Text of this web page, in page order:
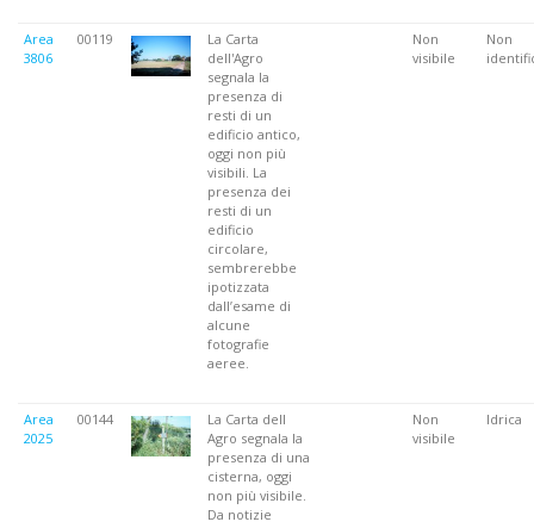
Area
3806
00119
La Carta
dell'Agro
segnala la
presenza di
resti di un
edificio antico,
oggi non più
visibili. La
presenza dei
resti di un
edificio
circolare,
sembrerebbe
ipotizzata
dall’esame di
alcune
fotografie
aeree.
Non
visibile
Non
Area
2025
00144
La Carta dell
Agro segnala la
presenza di una
cisterna, oggi
non più visibile.
Da notizie
Non
visibile
Idrica